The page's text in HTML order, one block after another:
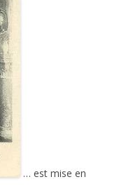
… est mise en